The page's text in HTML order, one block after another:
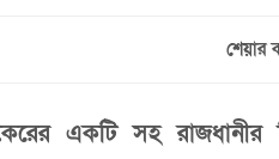
শেয়ার
একটি সহ রাজধানীর